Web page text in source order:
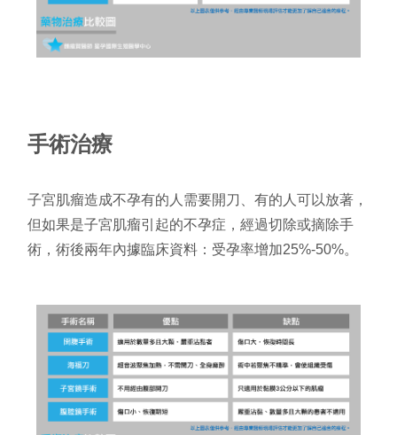
手術治療
子宮肌瘤造成不孕有的人 需要開刀、有的人可以放著，
但如果是子宮肌瘤引起的不孕症，經過切除或摘除手
術，術後兩年內據臨床資料：受孕率增加25%-50%。